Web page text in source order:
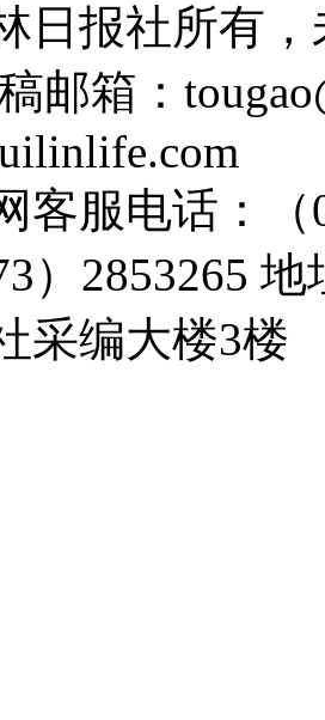
日报社所有
邮箱：
客服电话：（
）2853265
采编大楼3楼